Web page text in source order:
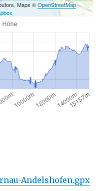
Maps ©OpenStreetMap
Andelshofen.gpx